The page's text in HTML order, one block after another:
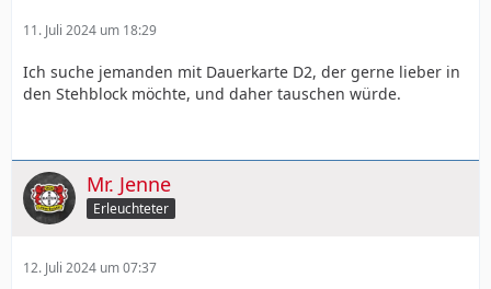
11. Juli 2024 um 18:29
Ich suche jemanden mit Dauerkarte D2, der gerne lieber in
den Stehblock möchte, und daher tauschen würde.
Mr. Jenne
Erleuchteter
12. Juli 2024 um 07:37